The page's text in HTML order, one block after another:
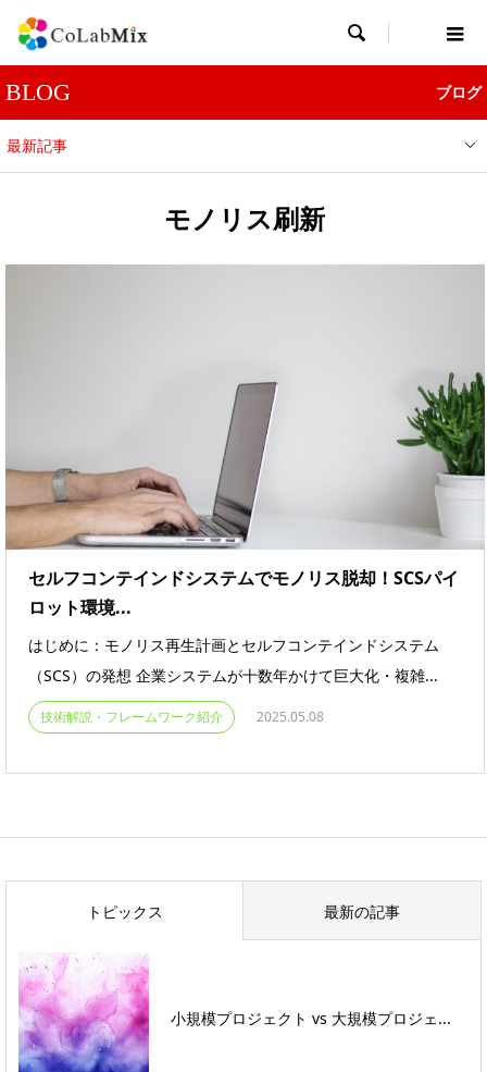

BLOG ブログ
最新記事
モノリス刷新
セルフコンテインドシステムでモノリス脱却！SCSパイ
ロット環境...
はじめに：モノリス再生計画とセルフコンテインドシステム
（SCS）の発想 企業システムが十数年かけて巨大化・複雑...
技術解説・フレームワーク紹介 2025.05.08
トピックス 最新の記事
小規模プロジェクト vs 大規模プロジェ...